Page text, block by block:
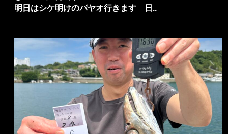
明日はシケ明けのパヤオ行きます 日..